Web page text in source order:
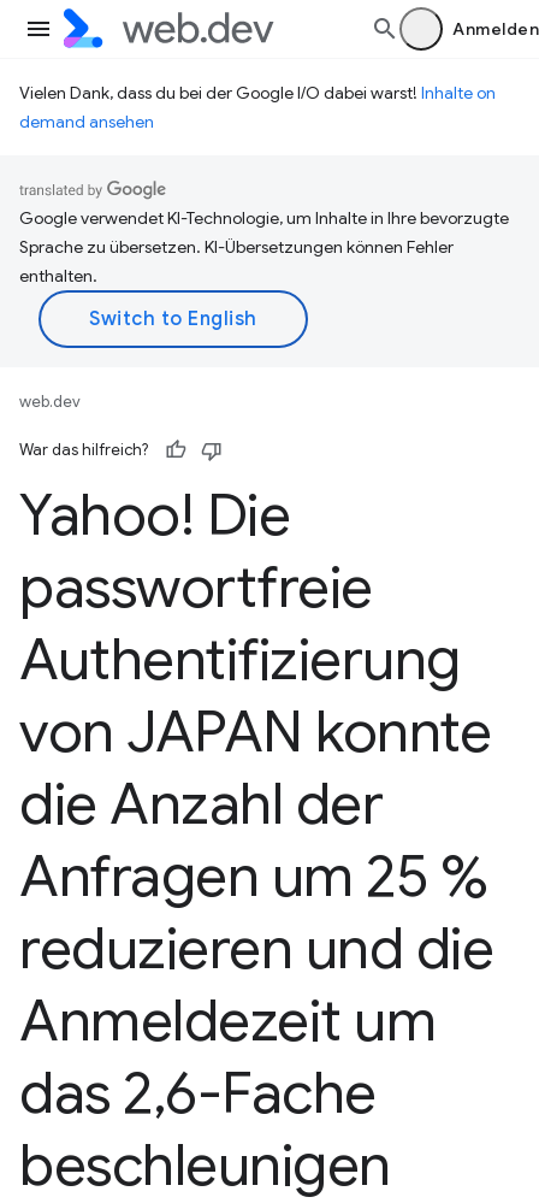
Anmelden
Vielen Dank, dass du bei der Google I/O dabei warst! Inhalte on
demand ansehen
Google verwendet KI-Technologie, um Inhalte in Ihre bevorzugte
Sprache zu übersetzen. KI-Übersetzungen können Fehler
enthalten.
web.dev
War das hilfreich?
Yahoo! Die
passwortfreie
Authentifizierung
von JAPAN konnte
die Anzahl der
Anfragen um 25 %
reduzieren und die
Anmeldezeit um
das 2,6-Fache
beschleunigen